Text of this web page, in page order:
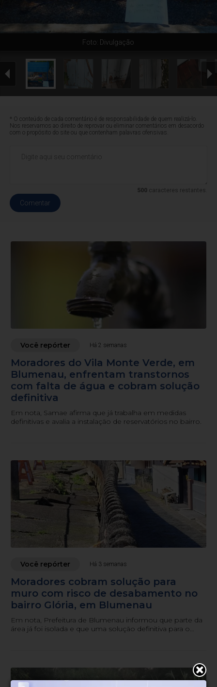
Foto: Divulgação
* O conteúdo de cada comentário é de responsabilidade de quem realizá-lo.
Nos reservamos ao direito de reprovar ou eliminar comentários em desacordo
com o propósito do site ou que contenham palavras ofensivas.
500caracteres restantes.
Comentar
Você repórter Há 2 semanas
Moradores do Vila Monte Verde, em
Blumenau, enfrentam transtornos
com falta de água e cobram solução
definitiva
Em nota, Samae afirma que já trabalha em medidas
definitivas e avalia a instalação de reservatórios no bairro.
Você repórter Há 3 semanas
Moradores cobram solução para
muro com risco de desabamento no
bairro Glória, em Blumenau
Em nota, Prefeitura de Blumenau informou que parte da
área já foi isolada e que uma solução definitiva para o